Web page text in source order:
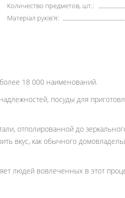
Количество предметов, шт.:
Матеріал руків'я:
18 000 наименований.
посуды для
отполированной до
вкус, как обычного
людей вовлеченных в этот